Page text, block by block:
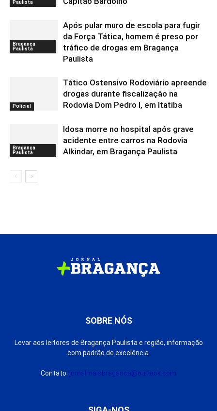
Paulista
Bragança
Paulista
Após pular muro de escola para fugir
da Força Tática, homem é preso por
tráfico de drogas em Bragança
Paulista
Polícial
Tático Ostensivo Rodoviário apreende
drogas durante fiscalização na
Rodovia Dom Pedro I, em Itatiba
Bragança
Paulista
Idosa morre no hospital após grave
acidente entre carros na Rodovia
Alkindar, em Bragança Paulista
SOBRE NÓS
Levar aos leitores de Bragança Paulista e região, informação
com padrão de excelência.
Contato: jornalmaisbraganca@outlook.com